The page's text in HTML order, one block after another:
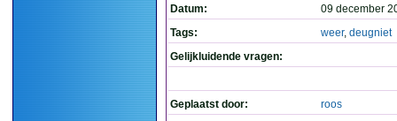
Datum:
09 december
Tags:
weer, deugniet
Gelijkluidende vragen:
Geplaatst door: roos